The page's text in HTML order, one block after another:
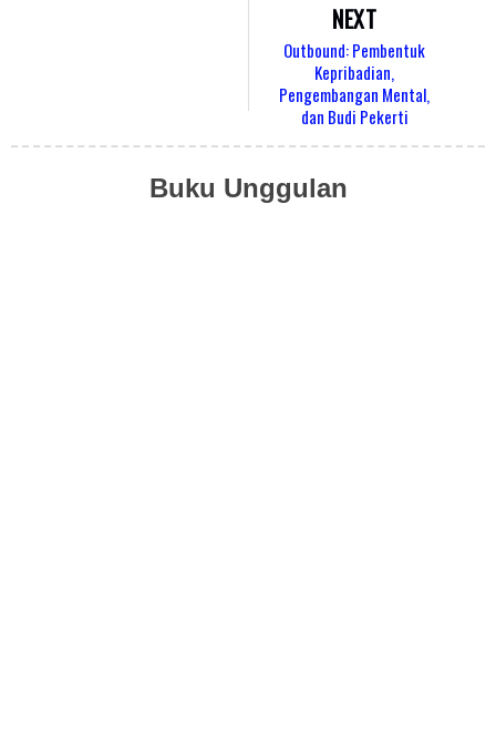
NEXT
Outbound: Pembentuk
Kepribadian,
Pengembangan Mental,
dan Budi Pekerti
Buku Unggulan